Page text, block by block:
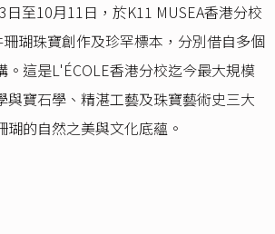
至10月11日，於K11 MUSEA香港分校
瑚珠寶創作及珍罕標本，分別借自多個
。這是L'ÉCOLE香港分校迄今最大規模
與寶石學、精湛工藝及珠寶藝術史三大
的自然之美與文化底蘊。